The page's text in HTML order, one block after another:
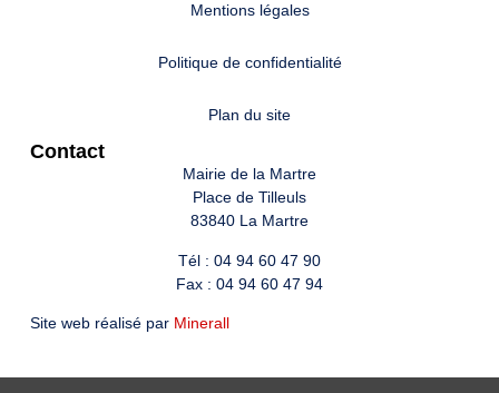
Mentions légales
Politique de confidentialité
Plan du site
Contact
Mairie de la Martre
Place de Tilleuls
83840 La Martre
Tél : 04 94 60 47 90
Fax : 04 94 60 47 94
Site web réalisé par Minerall